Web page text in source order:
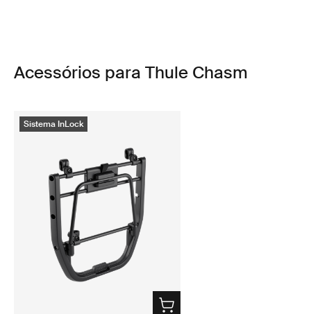
Acessórios para Thule Chasm
Sistema InLock